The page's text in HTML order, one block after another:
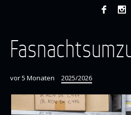
vor 5 Monaten 2025/2026